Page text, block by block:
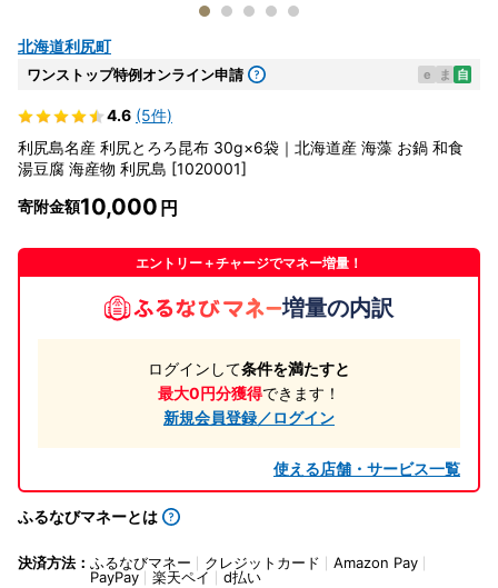
北海道利尻町
ワンストップ特例オンライン申請 e ま 自
4.6 (5件)
利尻島名産 利尻とろろ昆布 30g×6袋｜北海道産 海藻 お鍋 和食
湯豆腐 海産物 利尻島 [1020001]
寄附金額10,000
エントリー＋チャージでマネー増量！
増量の内訳
ログインして条件を満たすと
最大0円分獲得できます！
新規会員登録／ログイン
使える店舗・サービス一覧
ふるなびマネーとは
決済方法： ふるなびマネー クレジットカード
Amazon Pay
PayPay
楽天ペイ d払い